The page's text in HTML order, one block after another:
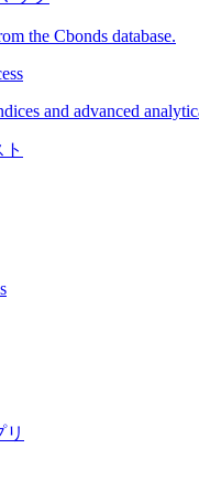
the Cbonds database.
and advanced
リ